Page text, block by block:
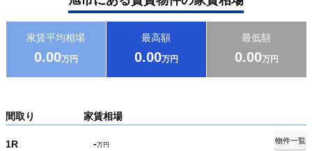
家賃平均相場
0.00万円
最高額
0.00万円
最低額
0.00万円
間取り 家賃相場
1R -万円
物件一覧